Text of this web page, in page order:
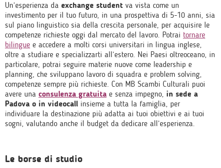
Un’esperienza da exchange student va vista come un
investimento per il tuo futuro, in una prospettiva di 5-10 anni, sia
sul piano linguistico sia della crescita personale, per acquisire le
competenze richieste oggi dal mercato del lavoro. Potrai tornare
bilingue e accedere a molti corsi universitari in lingua inglese,
oltre a studiare e specializzarti all’estero. Nei Paesi oltreoceano, in
particolare, potrai seguire materie nuove come leadership e
planning, che sviluppano lavoro di squadra e problem solving,
competenze sempre più richieste. Con MB Scambi Culturali puoi
avere una consulenza gratuita e senza impegno, in sede a
Padova o in videocall insieme a tutta la famiglia, per
individuare la destinazione più adatta ai tuoi obiettivi e ai tuoi
sogni, valutando anche il budget da dedicare all’esperienza.
Le borse di studio